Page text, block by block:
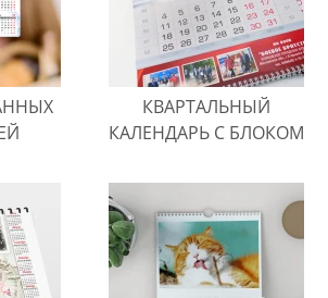
КВАРТАЛЬНЫЙ
КАЛЕНДАРЬ С БЛОКОМ